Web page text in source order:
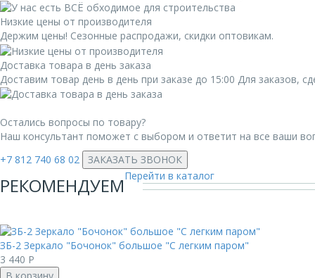
Низкие цены от производителя
Держим цены! Сезонные распродажи, скидки оптовикам.
Доставка товара в день заказа
Доставим товар день в день при заказе до 15:00 Для заказов,
Остались вопросы по товару?
Наш консультант поможет с выбором и ответит на все ваши
+7 812 740 68 02
ЗАКАЗАТЬ ЗВОНОК
РЕКОМЕНДУЕМПерейти в каталог
ЗБ-2 Зеркало "Бочонок" большое "С легким паром"
3 440 Р